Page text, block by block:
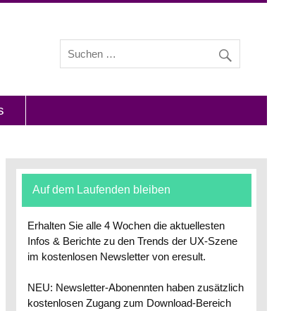
Interviews mit Experten zu den Themen
Auf dem Laufenden bleiben
Erhalten Sie alle 4 Wochen die aktuellesten
Infos & Berichte zu den Trends der UX-Szene
im kostenlosen Newsletter von eresult.
NEU: Newsletter-Abonennten haben zusätzlich
kostenlosen Zugang zum Download-Bereich